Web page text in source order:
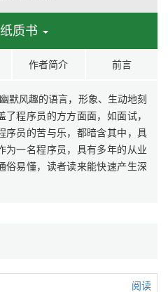
质书
作者简介 前言
默风趣的语言，形象、生动地刻
程序员的方方面面，如面试，
序员的苦与乐，都暗含其中，具
为一名程序员，具有多年的从业
俗易懂，读者读来能快速产生深
阅读